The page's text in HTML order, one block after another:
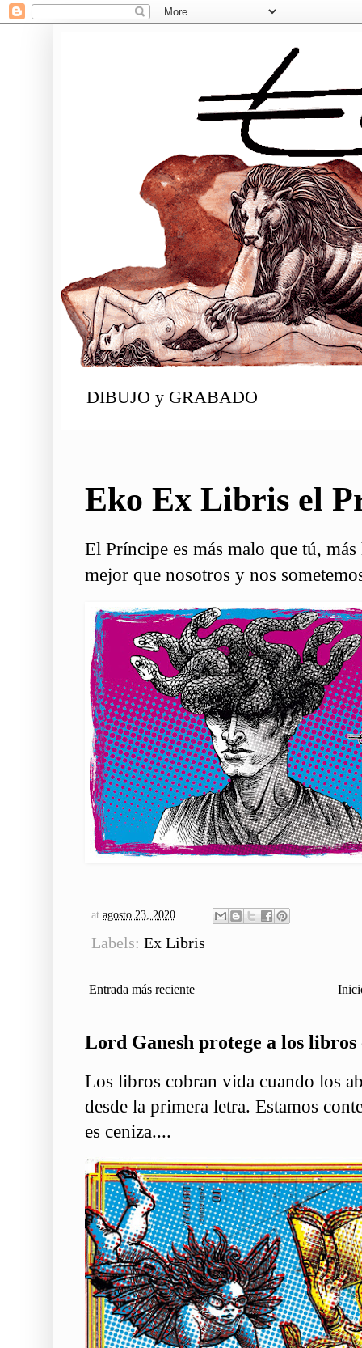
DIBUJO y GRABADO
Eko Ex Libris el
El Príncipe es más malo que tú,
mejor que nosotros y nos
at agosto 23, 2020
Labels: Ex Libris
Entrada más reciente
Lord Ganesh protege a los libros
Los libros cobran vida cuando los
desde la primera letra. Estamos
es ceniza....